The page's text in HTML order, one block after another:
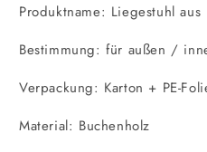
Produktname: Liegestuhl aus
Bestimmung: für außen /
Verpackung: Karton + PE-
Material: Buchenholz